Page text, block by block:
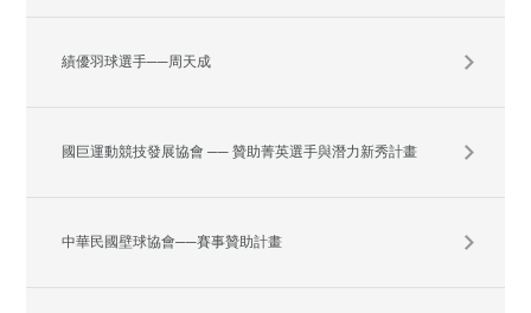
績優羽球選手──周天成
國巨運動競技發展協會 ── 贊助菁英選手與潛力新秀計畫
中華民國壁球協會──賽事贊助計畫